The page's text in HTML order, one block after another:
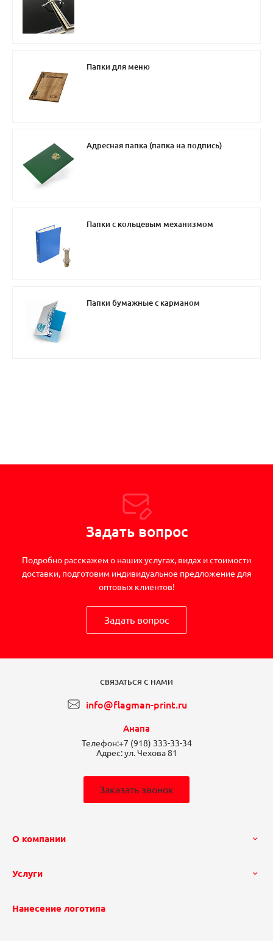
Папки для меню
Адресная папка (папка на подпись)
Папки с кольцевым механизмом
Папки бумажные с карманом
Задать вопрос
Подробно расскажем о наших услугах, видах и стоимости
доставки, подготовим индивидуальное предложение для
оптовых клиентов!
Задать вопрос
СВЯЗАТЬСЯ С НАМИ
info@flagman-print.ru
Анапа
Телефон:+7 (918) 333-33-34
Адрес:ул. Чехова 81
Заказать звонок
О компании
Услуги
Нанесение логотипа